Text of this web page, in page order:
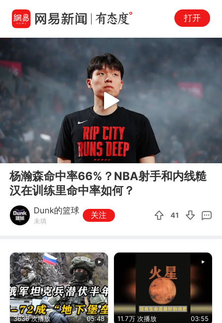
打开
00:00 02:31
Play
杨瀚森命中率66%？NBA射手和内线糙
汉在训练里命中率如何？
Dunk的篮球
未填
关注 41
3636 次播放 05:48 11.7万 次播放 03:55